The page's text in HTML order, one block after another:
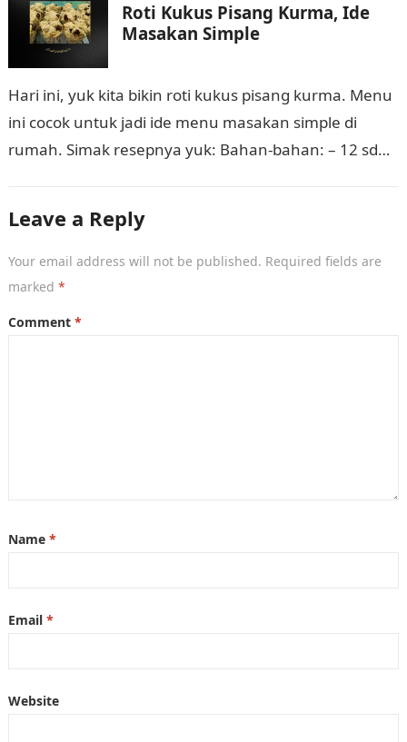
Roti Kukus Pisang Kurma, Ide
Masakan Simple
Hari ini, yuk kita bikin roti kukus pisang kurma. Menu
ini cocok untuk jadi ide menu masakan simple di
rumah. Simak resepnya yuk: Bahan-bahan: – 12 sdm
Leave a Reply
Your email address will not be published. Required fields are
marked *
Comment *
Name *
Email *
Website